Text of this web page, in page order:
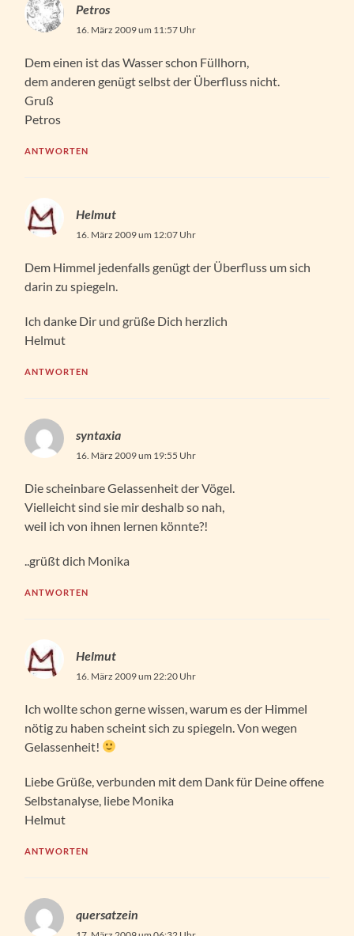
Petros
16. März 2009 um 11:57 Uhr
Dem einen ist das Wasser schon Füllhorn,
dem anderen genügt selbst der Überfluss nicht.
Gruß
Petros
ANTWORTEN
Helmut
16. März 2009 um 12:07 Uhr
Dem Himmel jedenfalls genügt der Überfluss um sich
darin zu spiegeln.
Ich danke Dir und grüße Dich herzlich
Helmut
ANTWORTEN
syntaxia
16. März 2009 um 19:55 Uhr
Die scheinbare Gelassenheit der Vögel.
Vielleicht sind sie mir deshalb so nah,
weil ich von ihnen lernen könnte?!
..grüßt dich Monika
ANTWORTEN
Helmut
16. März 2009 um 22:20 Uhr
Ich wollte schon gerne wissen, warum es der Himmel
nötig zu haben scheint sich zu spiegeln. Von wegen
Gelassenheit!
Liebe Grüße, verbunden mit dem Dank für Deine offene
Selbstanalyse, liebe Monika
Helmut
ANTWORTEN
quersatzein